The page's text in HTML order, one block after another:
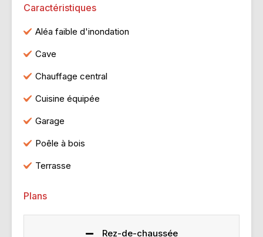
Caractéristiques
Aléa faible d'inondation
Cave
Chauffage central
Cuisine équipée
Garage
Poêle à bois
Terrasse
Plans
Rez-de-chaussée